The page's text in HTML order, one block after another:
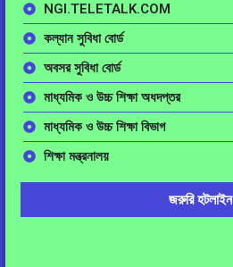
NGI.TELETALK.COM
কল্যান সুবিধা বোর্ড
অবসর সুবিধা বোর্ড
মাধ্যমিক ও উচ্চ শিক্ষা অধদপ্তর
মাধ্যমিক ও উচ্চ শিক্ষা বিভাগ
শিক্ষা মন্ত্রনালয়
জরুরি হটলাইন